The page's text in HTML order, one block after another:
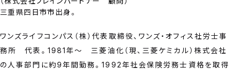
三重県四日市市出身。
ワンズライフコンパス（株）代表取締役、ワンズ・オフィス社労士事
務所 代表。1981年～ 三菱油化（現、三菱ケミカル）株式会社
の人事部門に約9年間勤務。1992年社会保険労務士資格を取得